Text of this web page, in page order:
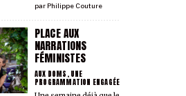
parPhilippe Couture
PLACE AUX
NARRATIONS
FÉMINISTES
AUX DOMS, UNE
PROGRAMMATION ENGAGÉE